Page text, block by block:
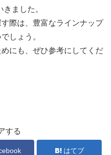
ました。
際は、豊富なラインナップ
しょう。
にも、ぜひ参考にしてくだ
する
はてブ